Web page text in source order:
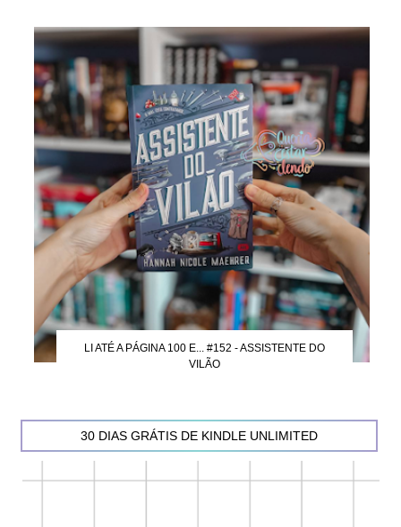
LI ATÉ A PÁGINA 100 E... #152 - ASSISTENTE DO
VILÃO
30 DIAS GRÁTIS DE KINDLE UNLIMITED